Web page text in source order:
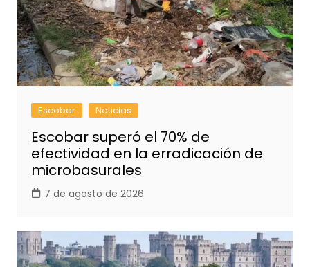
Escobar Noticias
Escobar superó el 70% de
efectividad en la erradicación de
microbasurales
7 de agosto de 2026